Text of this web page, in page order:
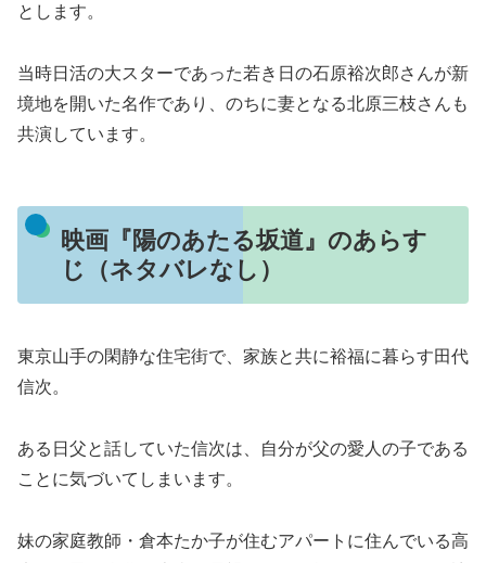
とします。
当時日活の大スターであった若き日の石原裕次郎さんが新
境地を開いた名作であり、のちに妻となる北原三枝さんも
共演しています。
映画『陽のあたる坂道』のあらす
じ（ネタバレなし）
東京山手の閑静な住宅街で、家族と共に裕福に暮らす田代
信次。
ある日父と話していた信次は、自分が父の愛人の子である
ことに気づいてしまいます。
妹の家庭教師・倉本たか子が住むアパートに住んでいる高